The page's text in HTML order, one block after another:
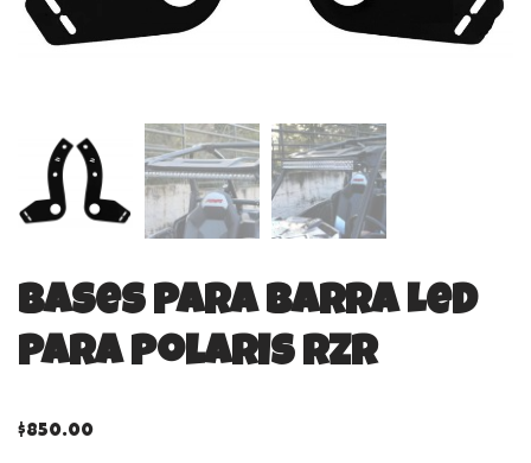
Bases para barra Led
Para Polaris Rzr
$850.00